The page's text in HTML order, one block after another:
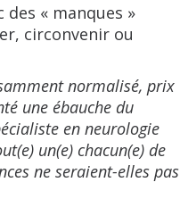
« manques »
circonvenir ou
normalisé, prix
une ébauche du
en neurologie
un(e) chacun(e) de
ne seraient-elles pas